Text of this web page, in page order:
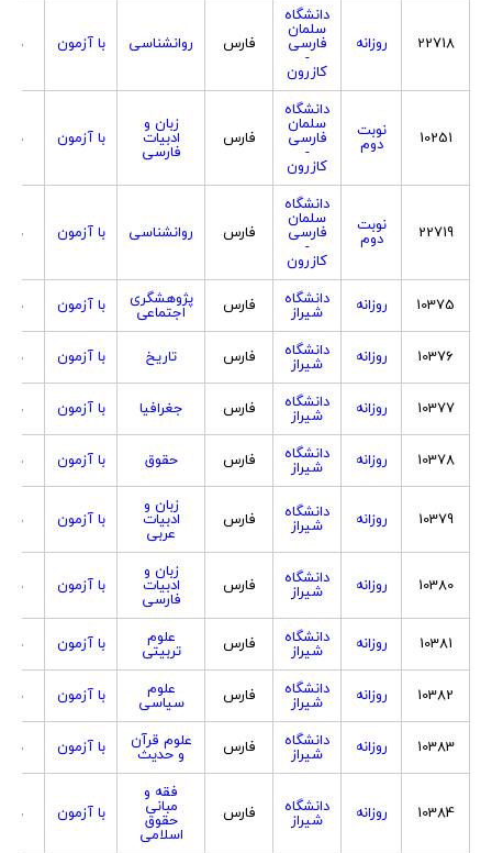
22718 روزانه
دانشگاه
سلمان
فارسی
-
کازرون
فارس روانشناسی با آزمون
10251 نوبت
دوم
دانشگاه
سلمان
فارسی
-
کازرون
فارس
زبان و
ادبیات
فارسی
با آزمون
22719 نوبت
دوم
دانشگاه
سلمان
فارسی
-
کازرون
فارس روانشناسی با آزمون
10375 روزانه دانشگاه
شیراز فارس پژوهشگری
اجتماعی با آزمون
10376 روزانه دانشگاه
شیراز فارس تاریخ با آزمون
10377 روزانه دانشگاه
شیراز فارس جغرافیا با آزمون
10378 روزانه دانشگاه
شیراز فارس حقوق با آزمون
10379 روزانه دانشگاه
شیراز فارس
زبان و
ادبیات
عربی
با آزمون
10380 روزانه دانشگاه
شیراز فارس
زبان و
ادبیات
فارسی
با آزمون
10381 روزانه دانشگاه
شیراز فارس علوم
تربیتی با آزمون
10382 روزانه دانشگاه
شیراز فارس علوم
سیاسی با آزمون
10383 روزانه دانشگاه
شیراز فارس علوم قرآن
و حدیث با آزمون
10384 روزانه دانشگاه
شیراز فارس
فقه و
مبانی
حقوق
اسلامی
با آزمون